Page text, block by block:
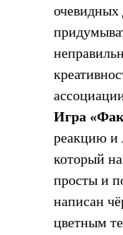
Игра
реакцию и
который
просты и
написан
цветным